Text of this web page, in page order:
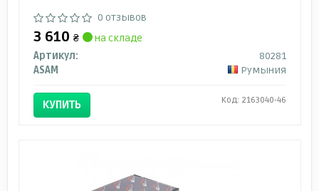
0 отзывов
3 610 ₴
на складе
Артикул:
80281
ASAM
Румыния
КУПИТЬ Код: 2163040-46